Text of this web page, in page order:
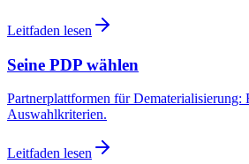
Leitfaden lesen
Seine PDP wählen
Partnerplattformen für Dematerialisierung:
Auswahlkriterien.
Leitfaden lesen